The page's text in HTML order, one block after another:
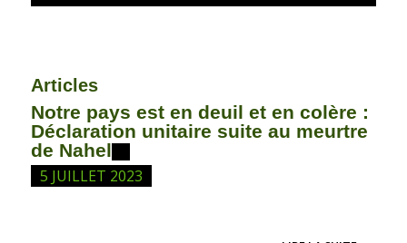
Articles
Notre pays est en deuil et en colère :
Déclaration unitaire suite au meurtre
de Nahel
5 JUILLET 2023